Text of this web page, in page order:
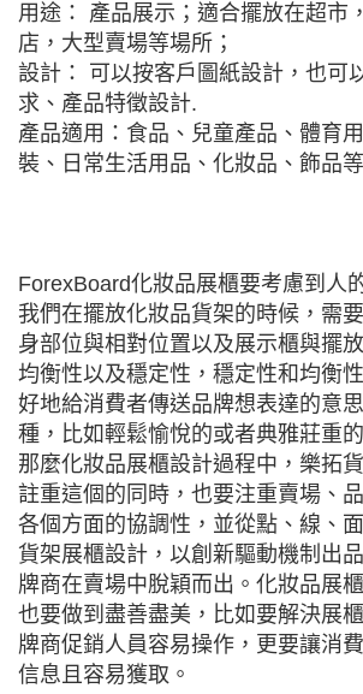
用途： 產品展示；適合擺放在超市
店，大型賣場等場所；
設計： 可以按客戶圖紙設計，也可
求、產品特徵設計.
產品適用：食品、兒童產品、體育
裝、日常生活用品、化妝品、飾品
ForexBoard化妝品展櫃要考慮到人
我們在擺放化妝品貨架的時候，需
身部位與相對位置以及展示櫃與擺
均衡性以及穩定性，穩定性和均衡
好地給消費者傳送品牌想表達的意
種，比如輕鬆愉悅的或者典雅莊重
那麼化妝品展櫃設計過程中，樂拓
註重這個的同時，也要注重賣場、
各個方面的協調性，並從點、線、
貨架展櫃設計，以創新驅動機制出
牌商在賣場中脫穎而出。化妝品展
也要做到盡善盡美，比如要解決展
牌商促銷人員容易操作，更要讓消
信息且容易獲取。